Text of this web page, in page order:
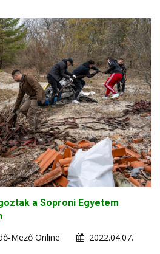
a Soproni Egyetem
Mező Online
2022.04.07.